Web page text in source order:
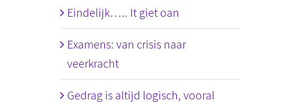
Eindelijk….. It giet oan
Examens: van crisis naar
veerkracht
Gedrag is altijd logisch, vooral